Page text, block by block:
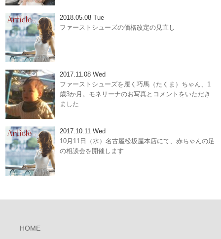
2018.05.08 Tue
ファーストシューズの価格改定の見直し
2017.11.08 Wed
ファーストシューズを履く巧馬（たくま）ちゃん、1
歳3か月。モネリーナのお写真とコメントをいただき
ました
2017.10.11 Wed
10月11日（水）名古屋松坂屋本店にて、赤ちゃんの足
の相談会を開催します
HOME